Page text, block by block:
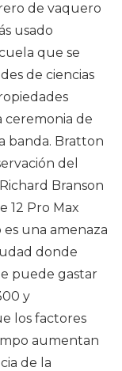
de vaquero
usado
que se
de ciencias
ceremonia de
banda. Bratton
del
Branson
12 Pro Max
una amenaza
donde
puede gastar
y
los factores
aumentan
de la